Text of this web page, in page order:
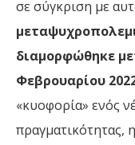
σε σύγκριση με
διαμορφώθηκε
Φεβρουαρίου
«κυοφορία» ενός
πραγματικότητας,